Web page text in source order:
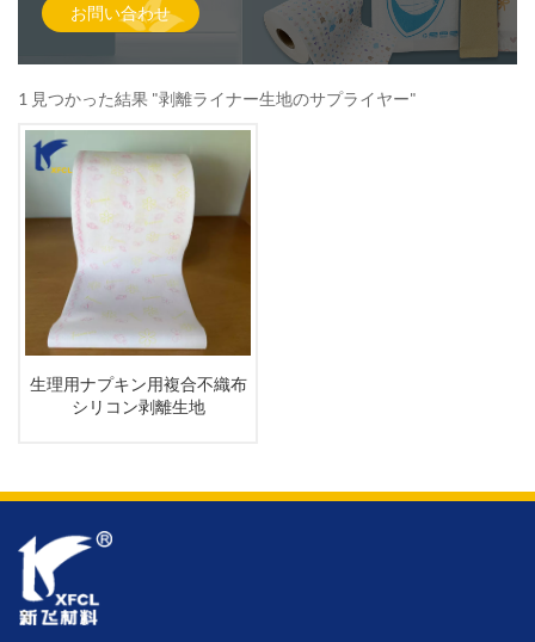
お問い合わせ
1 見つかった結果 "剥離ライナー生地のサプライヤー"
生理用ナプキン用複合不織布
シリコン剥離生地